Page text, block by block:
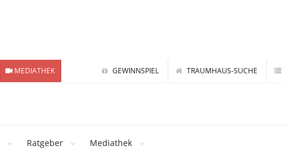
GEWINNSPIEL TRAUMHAUS-SUCHE
MEDIATHEK
Ratgeber Mediathek